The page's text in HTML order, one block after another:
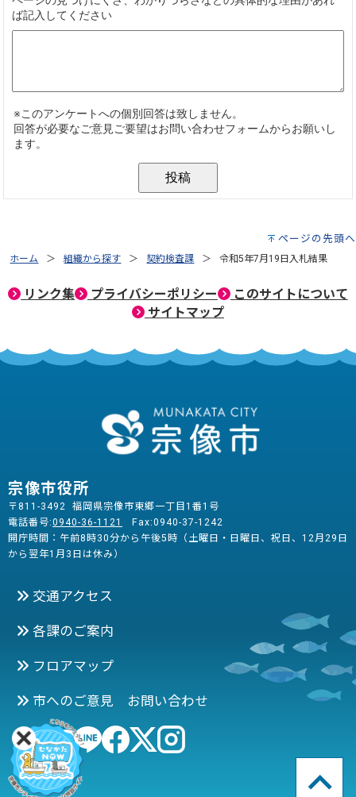
ページの先頭へ
ホーム 組織から探す 契約検査課 令和5年7月19日入札結果
リンク集 プライバシーポリシー
このサイトについて
サイトマップ
宗像市役所
〒811-3492 福岡県宗像市東郷一丁目1番1号
電話番号:0940-36-1121
Fax:0940-37-1242
開庁時間：午前8時30分から午後5時（土曜日・日曜日、祝日、12月29日
から翌年1月3日は休み）
交通アクセス
各課のご案内
フロアマップ
市へのご意見 お問い合わせ